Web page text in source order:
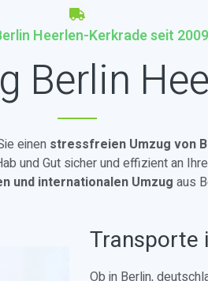
Heerlen-Kerkrade seit 2009
Berlin
einen stressfreien Umzug von
und Gut sicher und effizient an
und internationalen Umzug aus
Transporte
Ob in Berlin,